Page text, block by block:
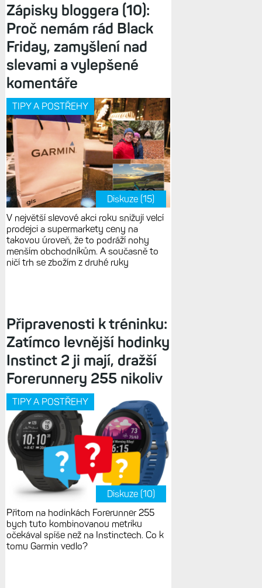
Zápisky bloggera (10):
Proč nemám rád Black
Friday, zamyšlení nad
slevami a vylepšené
komentáře
TIPY A POSTŘEHY
Diskuze (15)
V největší slevové akci roku snižují velcí
prodejci a supermarkety ceny na
takovou úroveň, že to podráží nohy
menším obchodníkům. A současně to
ničí trh se zbožím z druhé ruky
Připravenosti k tréninku:
Zatímco levnější hodinky
Instinct 2 ji mají, dražší
Forerunnery 255 nikoliv
TIPY A POSTŘEHY
Diskuze (10)
Přitom na hodinkách Forerunner 255
bych tuto kombinovanou metriku
očekával spíše než na Instinctech. Co k
tomu Garmin vedlo?